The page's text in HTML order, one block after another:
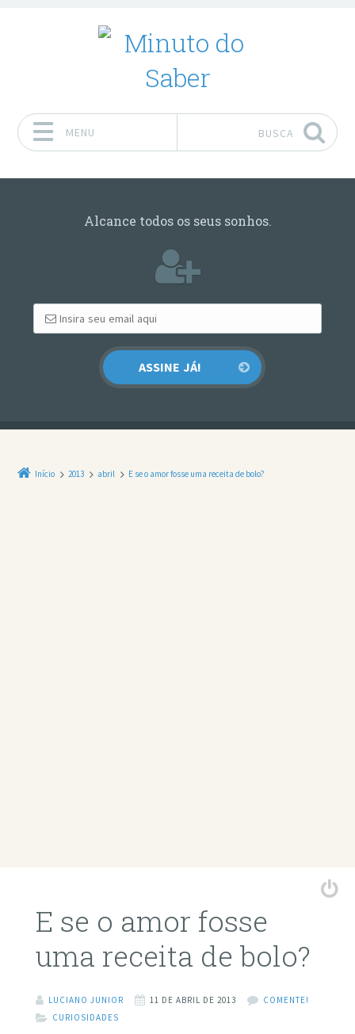
MENU BUSCA
Alcance todos os seus sonhos.
Início 2013 abril E se o amor fosse uma receita de bolo?
E se o amor fosse
uma receita de bolo?
LUCIANO JUNIOR 11 DE ABRIL DE 2013
COMENTE!
CURIOSIDADES